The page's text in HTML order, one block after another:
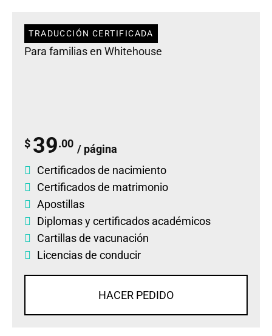
TRADUCCIÓN CERTIFICADA
Para familias en Whitehouse
$ 39.00 / página
Certificados de nacimiento
Certificados de matrimonio
Apostillas
Diplomasycertificados académicos
Cartillas de vacunación
Licencias de conducir
HACER PEDIDO